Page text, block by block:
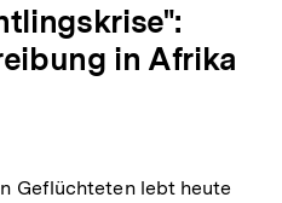
in Afrika
Geflüchteten lebt heute